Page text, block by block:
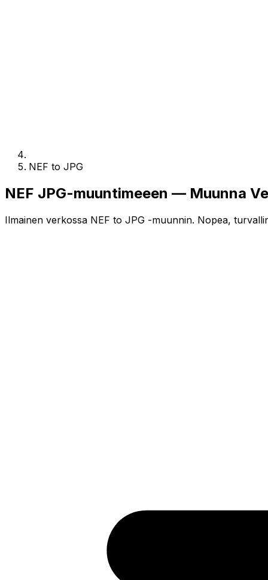
NEF to JPG
NEF JPG-muuntimeeen — Muunna
Ilmainen verkossa NEF to JPG -muunnin. Nopea,